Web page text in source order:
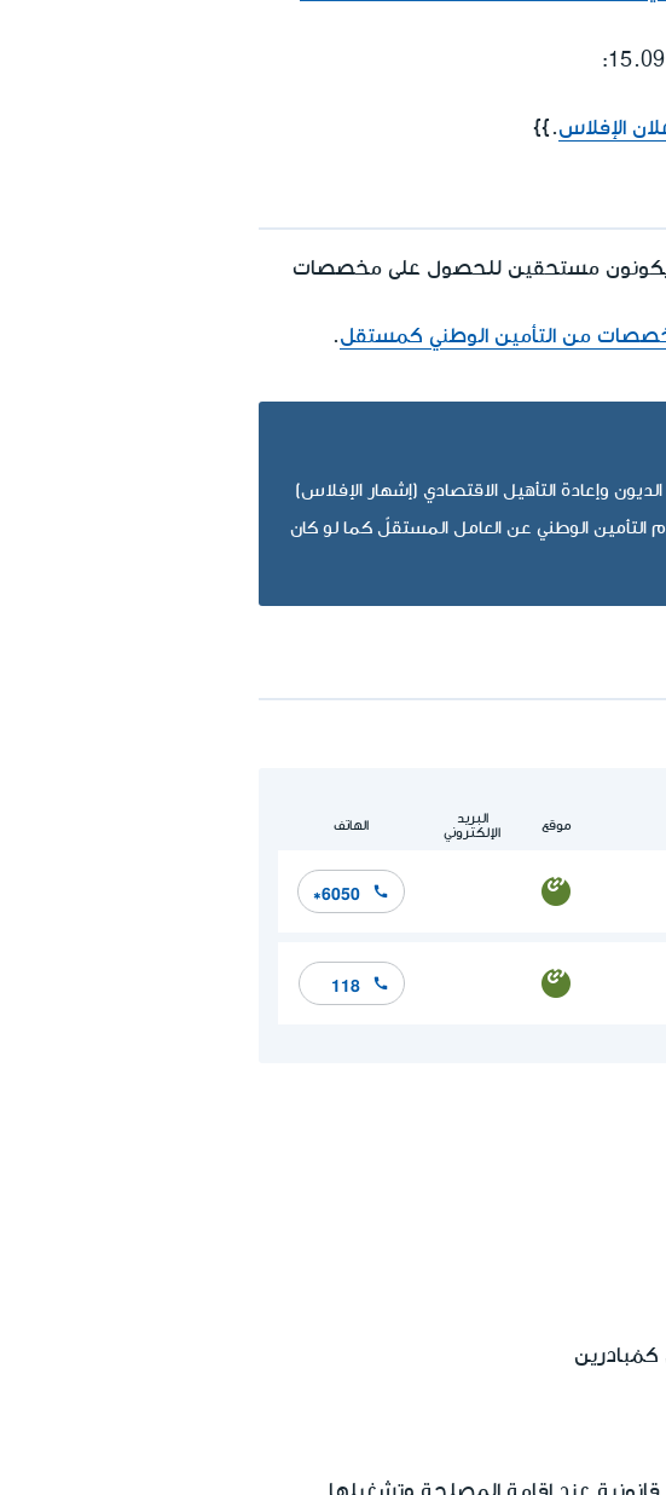
الإفلاس.}}
يكونون مستحقين للحصول على مخصصات
من التأمين الوطني كمستقل.
وإعادة التأهيل الاقتصادي (إشهار الإفلاس)
الوطني عن العامل المستقلّ كما لو كان
موقع
البريد
الإلكتروني
الهاتف
*6050
118